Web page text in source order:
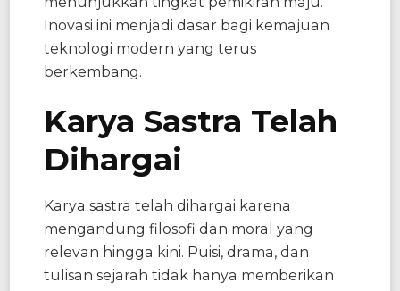
Inovasi ini menjadi dasar bagi kemajuan
teknologi modern yang terus
berkembang.
Karya Sastra Telah
Dihargai
Karya sastra telah dihargai karena
mengandung filosofi dan moral yang
relevan hingga kini. Puisi, drama, dan
tulisan sejarah tidak hanya memberikan